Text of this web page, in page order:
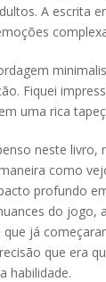
A escrita
Fiquei
uma rica
neste
como
profundo
do
já
que era
habilidade.